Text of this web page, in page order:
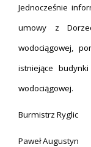
Jednocześnie
umowy z
wodociągowej,
istniejące
wodociągowej.
Burmistrz Ryglic
Paweł Augustyn